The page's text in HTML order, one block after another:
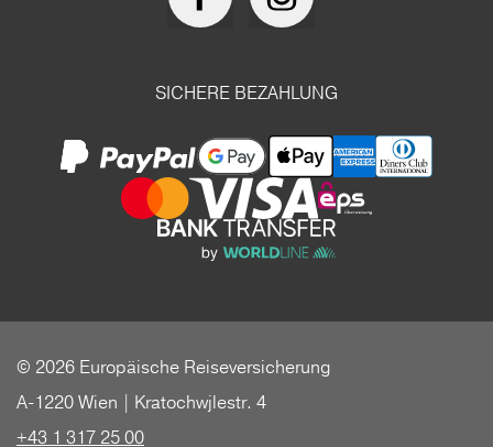
SICHERE BEZAHLUNG
© 2026 Europäische Reiseversicherung
A-1220 Wien | Kratochwjlestr. 4
+43 1 317 25 00